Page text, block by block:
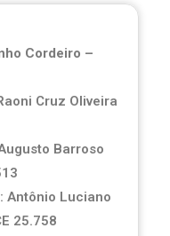
Cordeiro –
Cruz Oliveira
Barroso
Antônio Luciano
25.758